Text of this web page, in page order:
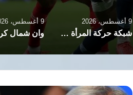
9 أغسطس، 2026
شبكة حركة المرأة الأفغانية تعلن 15 اغسطس يوما اسود للحقوق والعدالة
9 أغسطس، 2026
غوتيرتش